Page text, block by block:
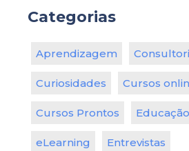
Categorias
Aprendizagem
Curiosidades Cursos
Cursos Prontos
eLearning Entrevistas